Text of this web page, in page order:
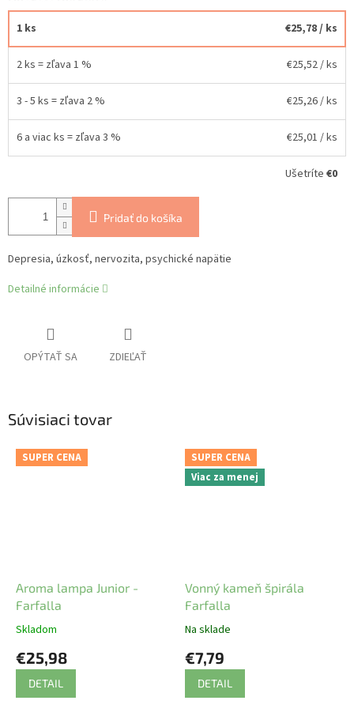
1 ks €25,78/ ks
2 ks = zľava 1 % €25,52/ ks
3 - 5 ks = zľava 2 % €25,26/ ks
6 a viac ks = zľava 3 % €25,01 / ks
Ušetríte €0
Pridať do košíka
Depresia, úzkosť, nervozita, psychické napätie
Detailné informácie
OPÝTAŤ SA ZDIEĽAŤ
Súvisiaci tovar
SUPER CENA
Aroma lampa Junior -
Farfalla
Skladom
€25,98
DETAIL
SUPER CENA
Viac za menej
Vonný kameň špirála
Farfalla
Na sklade
€7,79
DETAIL